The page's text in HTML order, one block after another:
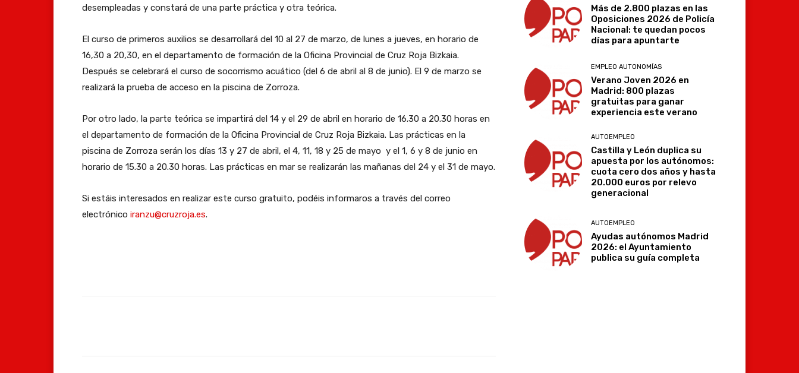
desempleadas y constará de una parte práctica y otra teórica.
El curso de primeros auxilios se desarrollará del 10 al 27 de marzo, de lunes a jueves, en horario de
16,30 a 20,30, en el departamento de formación de la Oficina Provincial de Cruz Roja Bizkaia.
Después se celebrará el curso de socorrismo acuático (del 6 de abril al 8 de junio). El 9 de marzo se
realizará la prueba de acceso en la piscina de Zorroza.
Por otro lado, la parte teórica se impartirá del 14 y el 29 de abril en horario de 16.30 a 20.30 horas en
el departamento de formación de la Oficina Provincial de Cruz Roja Bizkaia. Las prácticas en la
piscina de Zorroza serán los días 13 y 27 de abril, el 4, 11, 18 y 25 de mayo y el 1, 6 y 8 de junio en
horario de 15.30 a 20.30 horas. Las prácticas en mar se realizarán las mañanas del 24 y el 31 de mayo.
Si estáis interesados en realizar este curso gratuito, podéis informaros a través del correo
electrónico iranzu@cruzroja.es.
Más de 2.800 plazas en las
Oposiciones 2026 de Policía
Nacional: te quedan pocos
días para apuntarte
EMPLEO AUTONOMÍAS
Verano Joven 2026 en
Madrid: 800 plazas
gratuitas para ganar
experiencia este verano
AUTOEMPLEO
Castilla y León duplica su
apuesta por los autónomos:
cuota cero dos años y hasta
20.000 euros por relevo
generacional
AUTOEMPLEO
Ayudas autónomos Madrid
2026: el Ayuntamiento
publica su guía completa